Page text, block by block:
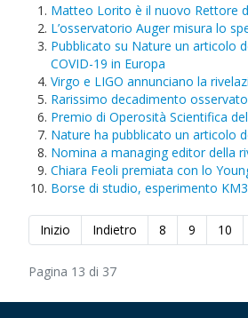
Matteo Lorito è il nuovo Rettore
L’osservatorio Auger misura lo
Pubblicato su Nature un articolo
COVID-19 in Europa
Virgo e LIGO annunciano la
Rarissimo decadimento
Premio di Operosità Scientifica
Nature ha pubblicato un articolo
Nomina a managing editor della
Chiara Feoli premiata con lo
Borse di studio, esperimento
Inizio Indietro 8 9 10
Pagina 13 di 37